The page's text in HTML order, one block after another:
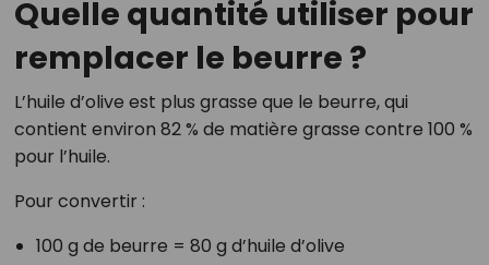
Quelle quantité utiliser pour
remplacer le beurre ?
L’huile d’olive est plus grasse que le beurre, qui
contient environ 82 % de matière grasse contre 100 %
pour l’huile.
Pour convertir :
100 g de beurre = 80 g d’huile d’olive